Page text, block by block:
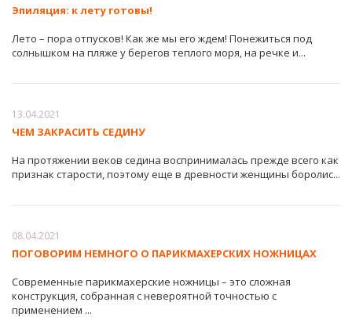
Эпиляция: к лету готовы!
Лето – пора отпусков! Как же мы его ждем! Понежиться под
солнышком на пляже у берегов теплого моря, на речке и...
13.04.2021
ЧЕМ ЗАКРАСИТЬ СЕДИНУ
На протяжении веков седина воспринималась прежде всего как
признак старости, поэтому еще в древности женщины боролис...
08.04.2021
ПОГОВОРИМ НЕМНОГО О ПАРИКМАХЕРСКИХ НОЖНИЦАХ
Современные парикмахерские ножницы – это сложная
конструкция, собранная с невероятной точностью с
применением ...